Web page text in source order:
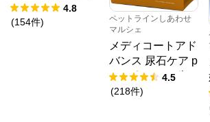
ト [しあわせマル
シェ 数量限定
4.8
(154件)
ペットラインしあわせ
マルシェ
メディコートアド
バンス 尿石ケア p
Hサポート 11歳
から
4.5
(218件)